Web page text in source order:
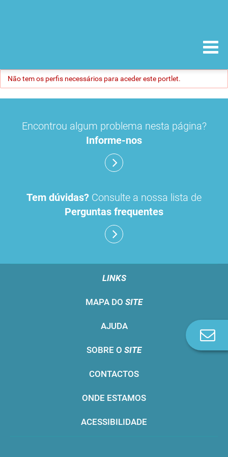
Não tem os perfis necessários para aceder este portlet.
Encontrou algum problema nesta página?
Informe-nos
Tem dúvidas? Consulte a nossa lista de
Perguntas frequentes
LINKS
MAPA DO SITE
AJUDA
SOBRE O SITE
CONTACTOS
ONDE ESTAMOS
ACESSIBILIDADE